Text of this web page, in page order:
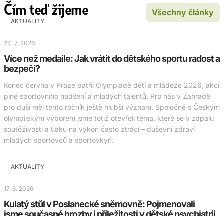
Čím teď žijeme Všechny články
AKTUALITY
24. 7. 2026
Více než medaile: Jak vrátit do dětského sportu radost a
bezpečí?
Konec června v Praze patřil Olympiádě dětí a mládeže 2026, akci
plné sportovního nadšení a mladých talentů. Pro nás v Zahradě
pro duši měl tento ročník ještě hlubší význam. Společně s Českým
olympijským výborem jsme totiž otevřeli téma, které se v zápalu
soutěživosti a tlaku na výkon často ztrácí – duševní zdraví
mladých sportovců a sportovkyň.
AKTUALITY
17. 6. 2026
Kulatý stůl v Poslanecké sněmovně: Pojmenovali